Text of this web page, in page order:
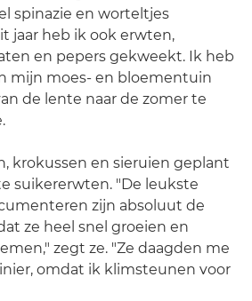
spinazie en worteltjes
jaar heb ik ook erwten,
en pepers gekweekt. Ik heb
mijn moes- en bloementuin
de lente naar de zomer te
krokussen en sieruien geplant
suikererwten. "De leukste
zijn absoluut de
ze heel snel groeien en
zegt ze. "Ze daagden me
omdat ik klimsteunen voor